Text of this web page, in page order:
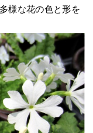
様な花の色と形を